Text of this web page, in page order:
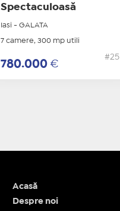
Spectaculoasă
Iasi - GALATA
7 camere, 300 mp utili
780.000€
#25
Acasă
Despre noi